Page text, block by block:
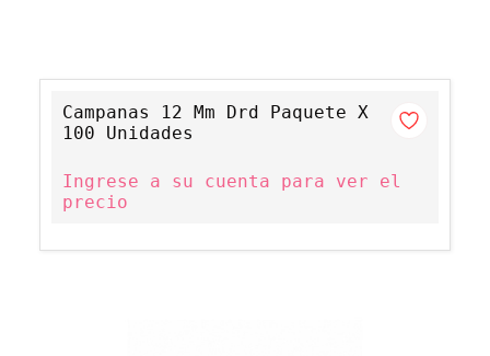
Campanas 12 Mm Drd Paquete X
100 Unidades
Ingrese a su cuenta para ver el
precio